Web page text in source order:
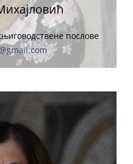
послове